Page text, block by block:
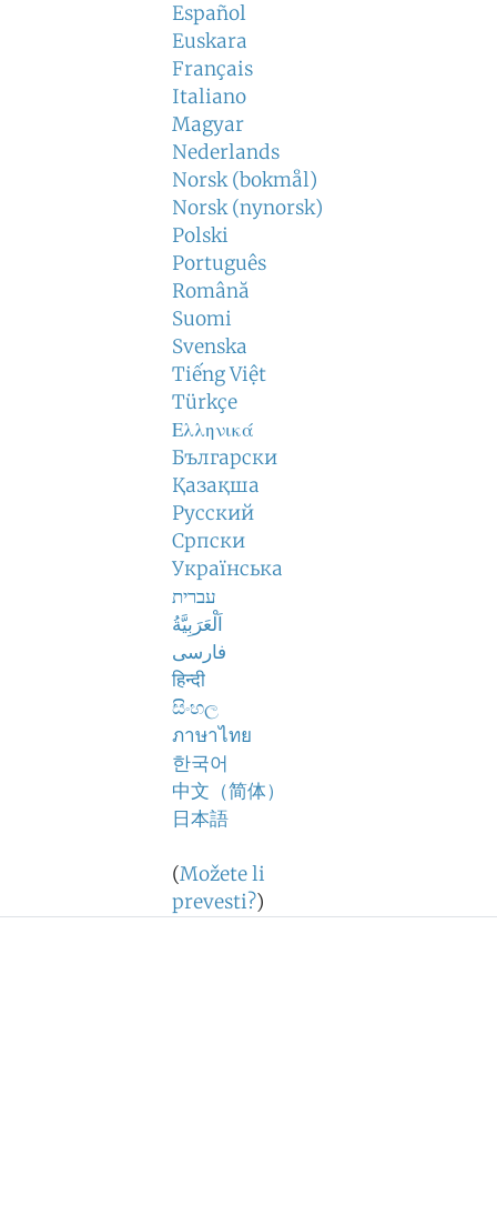
Español
Euskara
Français
Italiano
Magyar
Nederlands
Norsk (bokmål)
Norsk (nynorsk)
Polski
Português
Română
Suomi
Svenska
Tiếng Việt
Türkçe
Ελληνικά
Български
Қазақша
Русский
Српски
Українська
עברית
اَلْعَرَبِيَّةُ
فارسی
हिन्दी
සිංහල
ภาษาไทย
한국어
中文（简体）
日本語
(Možete li
prevesti?)